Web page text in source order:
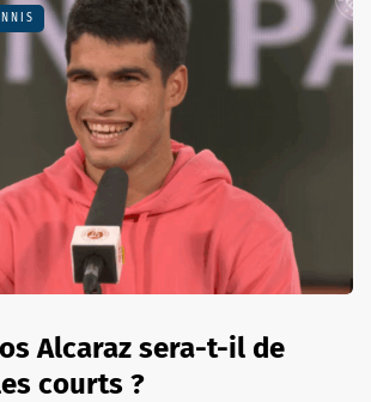
Alcaraz sera-t-il de
courts ?